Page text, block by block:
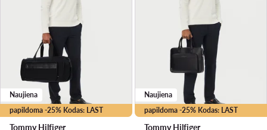
papildoma -25% Kodas: LAST
Naujiena
Tommy Hilfiger
papildoma -25% Kodas: LAST
Naujiena
Tommy Hilfiger